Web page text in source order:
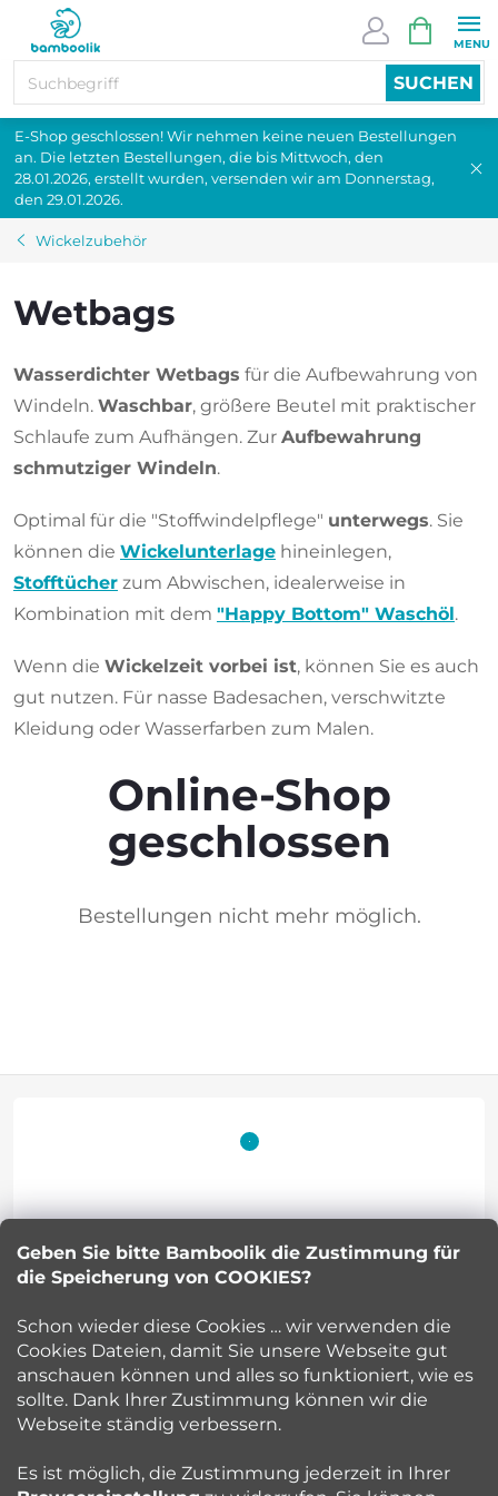
Geben Sie bitte Bamboolik die Zustimmung für
die Speicherung von COOKIES?
Schon wieder diese Cookies … wir verwenden die
Cookies Dateien, damit Sie unsere Webseite gut
anschauen können und alles so funktioniert, wie es
sollte. Dank Ihrer Zustimmung können wir die
Webseite ständig verbessern.
Es ist möglich, die Zustimmung jederzeit in Ihrer
Inhalt
springen
SUCHEN
E-Shop geschlossen! Wir nehmen keine neuen Bestellungen
an. Die letzten Bestellungen, die bis Mittwoch, den
28.01.2026, erstellt wurden, versenden wir am Donnerstag,
den 29.01.2026.
Wickelzubehör
Wetbags
Wasserdichter Wetbags für die Aufbewahrung von
Windeln. Waschbar, größere Beutel mit praktischer
Schlaufe zum Aufhängen. Zur Aufbewahrung
schmutziger Windeln.
Optimal für die "Stoffwindelpflege" unterwegs. Sie
können die Wickelunterlage hineinlegen,
Stofftücher zum Abwischen, idealerweise in
Kombination mit dem "Happy Bottom" Waschöl.
Wenn die Wickelzeit vorbei ist, können Sie es auch
gut nutzen. Für nasse Badesachen, verschwitzte
Kleidung oder Wasserfarben zum Malen.
Online-Shop
geschlossen
Bestellungen nicht mehr möglich.
z
e
eBamboolik
Kundenservice
Petra Kuncova